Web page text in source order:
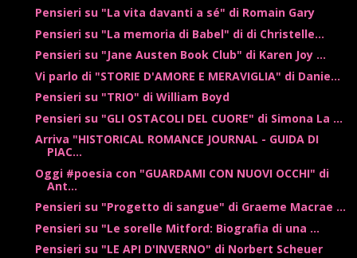
Pensieri su "La vita davanti a sé" di Romain Gary
Pensieri su "La memoria di Babel" di di Christelle...
Pensieri su "Jane Austen Book Club" di Karen Joy ...
Vi parlo di "STORIE D'AMORE E MERAVIGLIA" di Danie...
Pensieri su "TRIO" di William Boyd
Pensieri su "GLI OSTACOLI DEL CUORE" di Simona La ...
Arriva "HISTORICAL ROMANCE JOURNAL - GUIDA DI
PIAC...
Oggi #poesia con "GUARDAMI CON NUOVI OCCHI" di
Ant...
Pensieri su "Progetto di sangue" di Graeme Macrae ...
Pensieri su "Le sorelle Mitford: Biografia di una ...
Pensieri su "LE API D'INVERNO" di Norbert Scheuer